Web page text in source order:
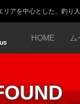
アを中心とした、釣り
HOME ム